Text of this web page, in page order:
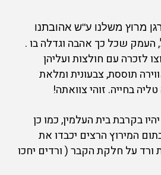
מרוץ משלנו ע"ש אהובתנו
, העמק שכל כך אהבה וגדלה בו .
לזכרה עם חולצות ועליהן
תוססת, צבעונית ומלאת
בחייה. זוהי צוואתה!
בקרבת בית העלמין, כמו כן
המירוץ הרצים יכבדו את
ורד על חלקת הקבר ( ורדים יחכו